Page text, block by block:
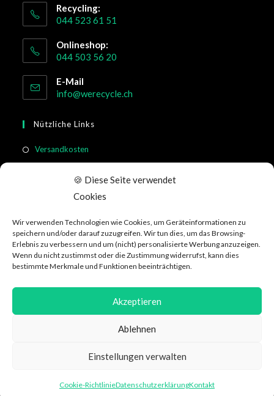
🍪 Diese Seite verwendet
Cookies
Wir verwenden Technologien wie Cookies, um Geräteinformationen zu
speichern und/oder darauf zuzugreifen. Wir tun dies, um das Browsing-
Erlebnis zu verbessern und um (nicht) personalisierte Werbung anzuzeigen.
Wenn du nicht zustimmst oder die Zustimmung widerrufst, kann dies
bestimmte Merkmale und Funktionen beeinträchtigen.
Akzeptieren
Ablehnen
Einstellungen verwalten
Cookie-RichtlinieDatenschutzerklärungKontakt
Recycling:
044 523 61 51
Onlineshop:
044 503 56 20
E-Mail
info@werecycle.ch
Nützliche Links
Versandkosten
Kundeninformation
Social Media
Datenschutzerklärung AGB Über WeRecycle
© Copyright 2026 - WeRecycle.ch